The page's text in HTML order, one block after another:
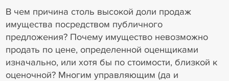
В чем причина столь высокой доли продаж
имущества посредством публичного
предложения? Почему имущество невозможно
продать по цене, определенной оценщиками
изначально, или хотя бы по стоимости, близкой к
оценочной? Многим управляющим (да и